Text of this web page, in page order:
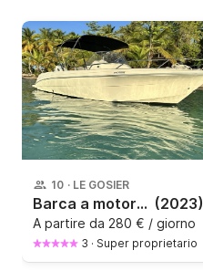
10 · LE GOSIER
Barca a motore Pacific Craft Open 670 200CV (2023)
A partire da 280 € / giorno
3 · Super proprietario